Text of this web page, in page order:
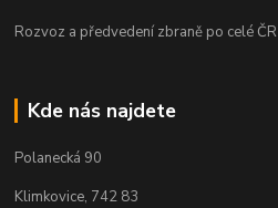
Rozvoz a předvedení zbraně po celé ČR
Kde nás najdete
Polanecká 90
Klimkovice, 742 83